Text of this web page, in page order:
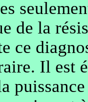
de la
ce
Il est